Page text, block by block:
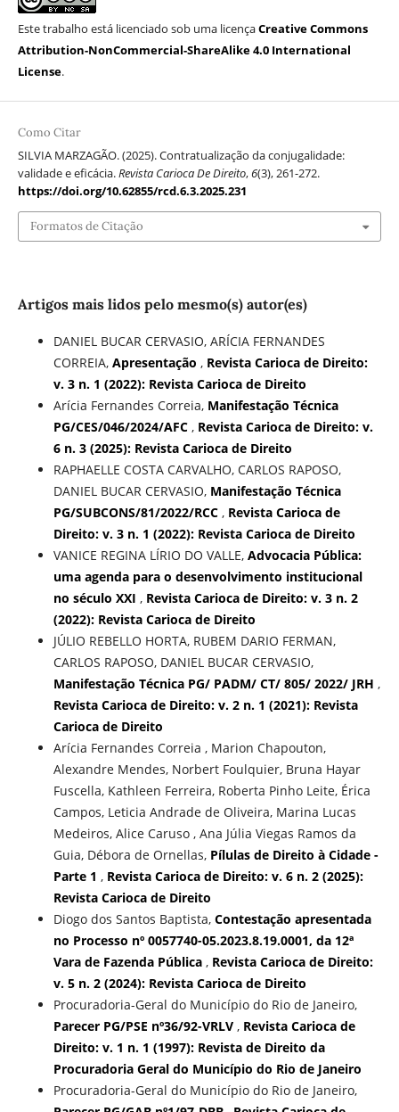
Este trabalho está licenciado sob uma licençaCreative Commons
Attribution-NonCommercial-ShareAlike 4.0 International
License.
Como Citar
SILVIA MARZAGÃO. (2025). Contratualização da conjugalidade:
validade e eficácia.Revista Carioca De Direito,6(3), 261-272.
https://doi.org/10.62855/rcd.6.3.2025.231
Formatos de Citação
Artigos mais lidos pelo mesmo(s) autor(es)
DANIEL BUCAR CERVASIO, ARÍCIA FERNANDES
CORREIA, Apresentação , Revista Carioca de Direito:
v. 3 n. 1 (2022): Revista Carioca de Direito
Arícia Fernandes Correia, Manifestação Técnica
PG/CES/046/2024/AFC , Revista Carioca de Direito: v.
6 n. 3 (2025): Revista Carioca de Direito
RAPHAELLE COSTA CARVALHO, CARLOS RAPOSO,
DANIEL BUCAR CERVASIO, Manifestação Técnica
PG/SUBCONS/81/2022/RCC , Revista Carioca de
Direito: v. 3 n. 1 (2022): Revista Carioca de Direito
VANICE REGINA LÍRIO DO VALLE, Advocacia Pública:
uma agenda para o desenvolvimento institucional
no século XXI , Revista Carioca de Direito: v. 3 n. 2
(2022): Revista Carioca de Direito
JÚLIO REBELLO HORTA, RUBEM DARIO FERMAN,
CARLOS RAPOSO, DANIEL BUCAR CERVASIO,
Manifestação Técnica PG/ PADM/ CT/ 805/ 2022/ JRH ,
Revista Carioca de Direito: v. 2 n. 1 (2021): Revista
Carioca de Direito
Arícia Fernandes Correia , Marion Chapouton,
Alexandre Mendes, Norbert Foulquier, Bruna Hayar
Fuscella, Kathleen Ferreira, Roberta Pinho Leite, Érica
Campos, Leticia Andrade de Oliveira, Marina Lucas
Medeiros, Alice Caruso , Ana Júlia Viegas Ramos da
Guia, Débora de Ornellas, Pílulas de Direito à Cidade -
Parte 1 , Revista Carioca de Direito: v. 6 n. 2 (2025):
Revista Carioca de Direito
Diogo dos Santos Baptista, Contestação apresentada
no Processo nº 0057740-05.2023.8.19.0001, da 12ª
Vara de Fazenda Pública , Revista Carioca de Direito:
v. 5 n. 2 (2024): Revista Carioca de Direito
Procuradoria-Geral do Município do Rio de Janeiro,
Parecer PG/PSE nº36/92-VRLV , Revista Carioca de
Direito: v. 1 n. 1 (1997): Revista de Direito da
Procuradoria Geral do Município do Rio de Janeiro
Procuradoria-Geral do Município do Rio de Janeiro,